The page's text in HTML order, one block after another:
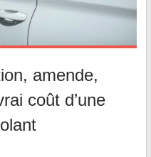
amende,
coût d’une